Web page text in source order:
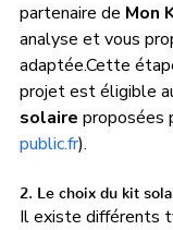
partenaire de Mon
analyse et vous
adaptée.Cette
projet est éligible
solaire proposées
public.fr).
2. Le choix du kit
Il existe différents